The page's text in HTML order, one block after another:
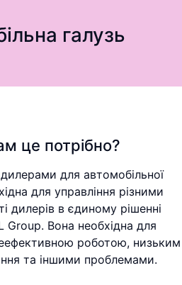
галузь
це потрібно?
для автомобільної
для управління різними
дилерів в єдиному рішенні
Group. Вона необхідна для
роботою, низьким
та іншими проблемами.